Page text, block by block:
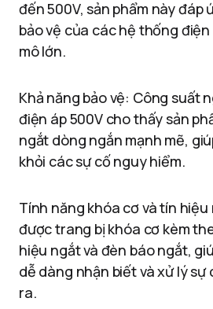
đến 500V, sản phẩm này đáp
bảo vệ của các hệ thống
mô lớn.
Khả năng bảo vệ: Công suất
điện áp 500V cho thấy sản
ngắt dòng ngắn mạnh mẽ,
khỏi các sự cố nguy hiểm.
Tính năng khóa cơ và tín hiệu
được trang bị khóa cơ kèm
hiệu ngắt và đèn báo ngắt,
dễ dàng nhận biết và xử lý sự
ra.